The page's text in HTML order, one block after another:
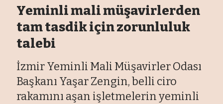
Yeminli mali müşavirlerden
tam tasdik için zorunluluk
talebi
İzmir Yeminli Mali Müşavirler Odası
Başkanı Yaşar Zengin, belli ciro
rakamını aşan işletmelerin yeminli